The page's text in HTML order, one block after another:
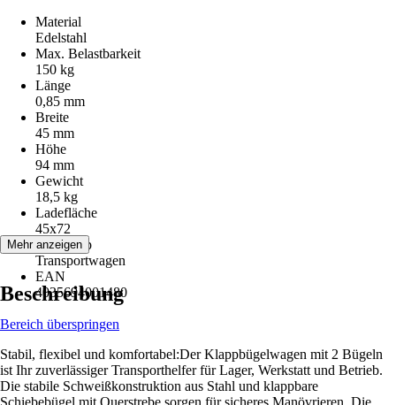
Material
Edelstahl
Max. Belastbarkeit
150 kg
Länge
0,85 mm
Breite
45 mm
Höhe
94 mm
Gewicht
18,5 kg
Ladefläche
45x72
Artikeltyp
Transportwagen
EAN
4035694001480
Mehr anzeigen
Beschreibung
Bereich überspringen
Stabil, flexibel und komfortabel:Der Klappbügelwagen mit 2 Bügeln
ist Ihr zuverlässiger Transporthelfer für Lager, Werkstatt und Betrieb.
Die stabile Schweißkonstruktion aus Stahl und klappbare
Schiebebügel mit Querstrebe sorgen für sicheres Manövrieren. Die